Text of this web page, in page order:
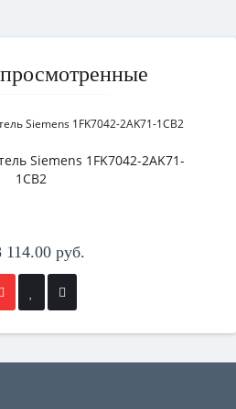
Siemens 1FK7042-2AK71-
1CB2
114.00 руб.